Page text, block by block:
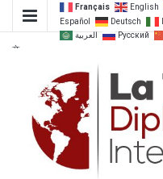
Français
English
Español
Deutsch
العربية
Русский
文